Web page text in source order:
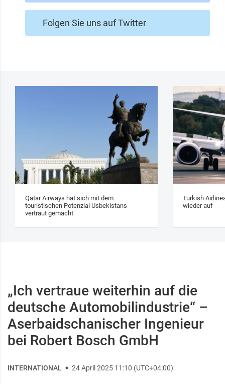
Folgen Sie uns auf Twitter
Qatar Airways hat sich mit dem
touristischen Potenzial Usbekistans
vertraut gemacht
Turkish
wieder auf
„Ich vertraue weiterhin auf die
deutsche Automobilindustrie“ –
Aserbaidschanischer Ingenieur
bei Robert Bosch GmbH
INTERNATIONAL 24 April 2025 11:10 (UTC+04:00)